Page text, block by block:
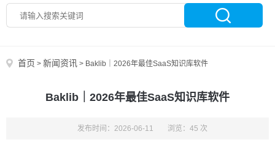
首页 > 新闻资讯 > Baklib｜2026年最佳SaaS知识库软件
Baklib｜2026年最佳SaaS知识库软件
发布时间：2026-06-11 浏览：45 次